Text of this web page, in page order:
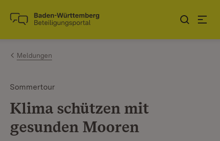
Zum Inhalt springen
Link zur Startseite
Meldungen
Sommertour
Klima schützen mit
gesunden Mooren